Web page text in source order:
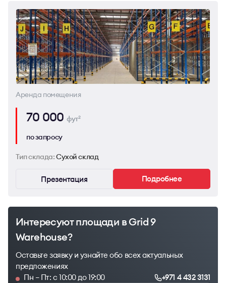
Аренда помещения
70 000 фут2
по запросу
Тип склада:Сухой склад
Презентация Подробнее
Интересуют площади в Grid 9
Warehouse?
Оставьте заявку и узнайте обо всех актуальных
предложениях
Пн – Пт: с 10:00 до 19:00
+971 4 432 3131